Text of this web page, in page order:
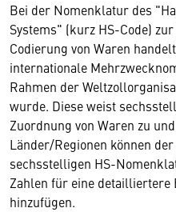
Bei der Nomenklatur des
Systems" (kurz HS-Code)
Codierung von Waren
internationale
Rahmen der
wurde. Diese weist
Zuordnung von Waren zu
Länder/Regionen können
sechsstelligen HS-
Zahlen für eine detailliertere
hinzufügen.